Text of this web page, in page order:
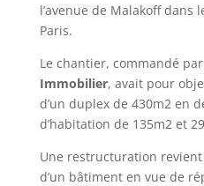
l’avenue de Malakoff dans
Paris.
Le chantier, commandé par
Immobilier, avait pour
d’un duplex de 430m2 en
d’habitation de 135m2 et
Une restructuration
d’un bâtiment en vue de